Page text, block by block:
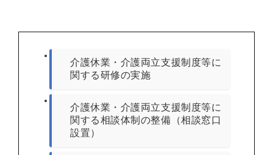
介護休業・介護両立支援制度等に
関する研修の実施
介護休業・介護両立支援制度等に
関する相談体制の整備（相談窓口
設置）